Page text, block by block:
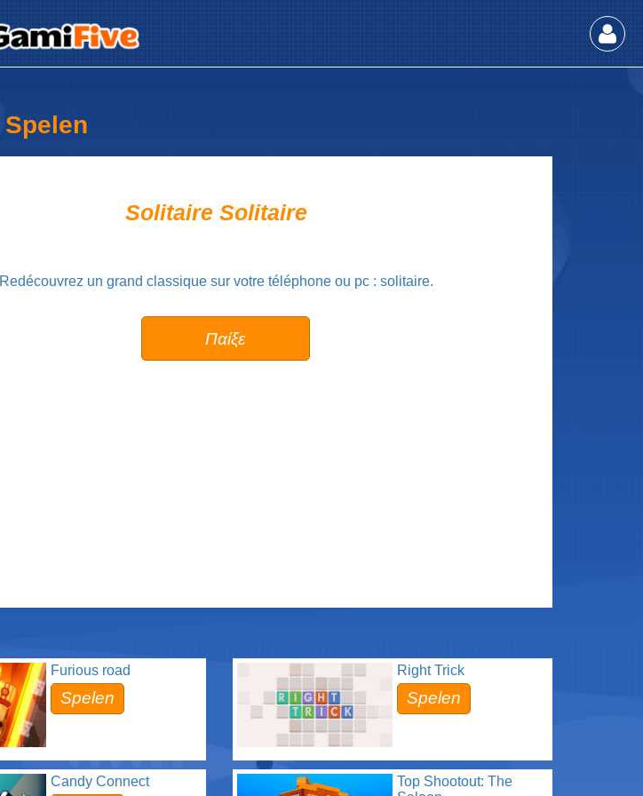
Spelen
Solitaire Solitaire
Redécouvrez un grand classique sur votre téléphone ou pc : solitaire.
Παίξε
Furious road
Spelen
Right Trick
Spelen
Candy Connect
Top Shootout: The